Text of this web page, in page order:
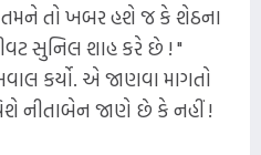
તમને તો ખબર હશે જ કે શેઠના
સુનિલ શાહ કરે છે ! "
કર્યો. એ જાણવા માગતો
નીતાબેન જાણે છે કે નહીં !